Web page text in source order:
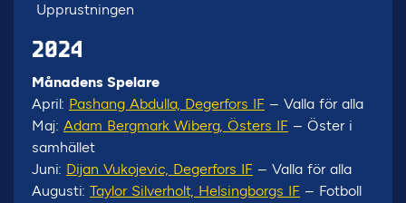
Upprustningen
2024
Månadens Spelare
April: Pashang Abdulla, Degerfors IF – Valla för alla
Maj: Adam Bergmark Wiberg, Östers IF – Öster i
samhället
Juni: Dijan Vukojevic, Degerfors IF – Valla för alla
Augusti: Taylor Silverholt, Helsingborgs IF – Fotboll